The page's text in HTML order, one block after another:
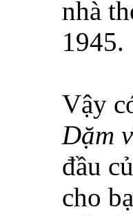
nhà
1945.
Vậy
Dặm
đầu
cho